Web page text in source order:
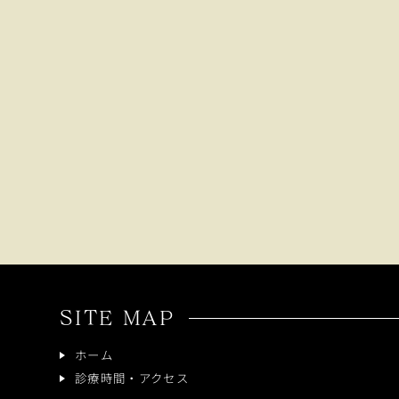
SITE MAP
ホーム
診療時間・アクセス